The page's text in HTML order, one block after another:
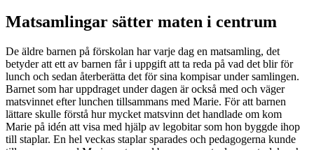
Matsamlingar sätter maten i centrum
De äldre barnen på förskolan har varje dag en matsamling, det
betyder att ett av barnen får i uppgift att ta reda på vad det blir för
lunch och sedan återberätta det för sina kompisar under samlingen.
Barnet som har uppdraget under dagen är också med och väger
matsvinnet efter lunchen tillsammans med Marie. För att barnen
lättare skulle förstå hur mycket matsvinn det handlade om kom
Marie på idén att visa med hjälp av legobitar som hon byggde ihop
till staplar. En hel veckas staplar sparades och pedagogerna kunde